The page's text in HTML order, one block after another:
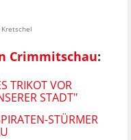
Crimmitschau:
TRIKOT VOR
STADT"
STÜRMER